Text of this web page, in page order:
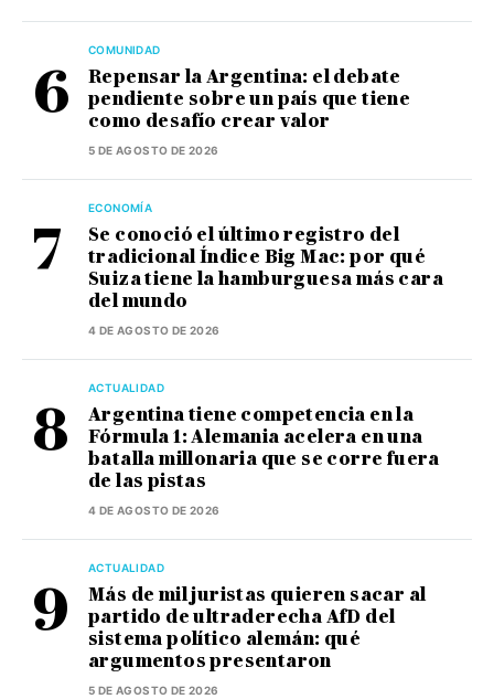
COMUNIDAD
Repensar la Argentina: el debate
pendiente sobre un país que tiene
como desafío crear valor
5 DE AGOSTO DE 2026
ECONOMÍA
Se conoció el último registro del
tradicional Índice Big Mac: por qué
Suiza tiene la hamburguesa más cara
del mundo
4 DE AGOSTO DE 2026
ACTUALIDAD
Argentina tiene competencia en la
Fórmula 1: Alemania acelera en una
batalla millonaria que se corre fuera
de las pistas
4 DE AGOSTO DE 2026
ACTUALIDAD
Más de mil juristas quieren sacar al
partido de ultraderecha AfD del
sistema político alemán: qué
argumentos presentaron
5 DE AGOSTO DE 2026